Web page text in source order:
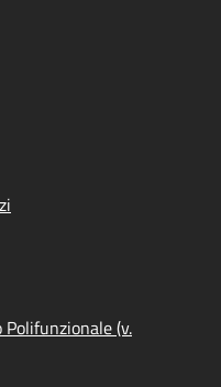
(v.